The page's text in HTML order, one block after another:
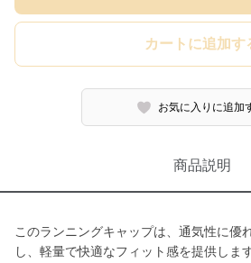
カートに追加す
お気に入りに追加
商品説明
このランニングキャップは、通気性に優
し、軽量で快適なフィット感を提供しま